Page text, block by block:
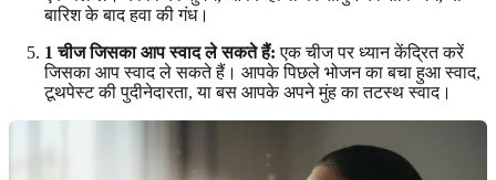
बारिश के बाद हवा की गंध।
1 चीज जिसका आप स्वाद ले सकते हैं: एक चीज पर ध्यान केंद्रित करें
जिसका आप स्वाद ले सकते हैं। आपके पिछले भोजन का बचा हुआ स्वाद,
टूथपेस्ट की पुदीनेदारता, या बस आपके अपने मुंह का तटस्थ स्वाद।